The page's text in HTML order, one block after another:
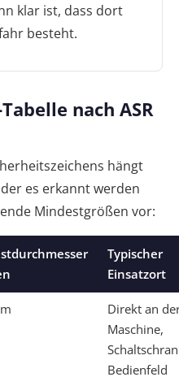
klar ist, dass dort
besteht.
nach ASR
hängt
es erkannt werden
Mindestgrößen vor:
Typischer
Einsatzort
Direkt an
Maschine,
Bedienfeld